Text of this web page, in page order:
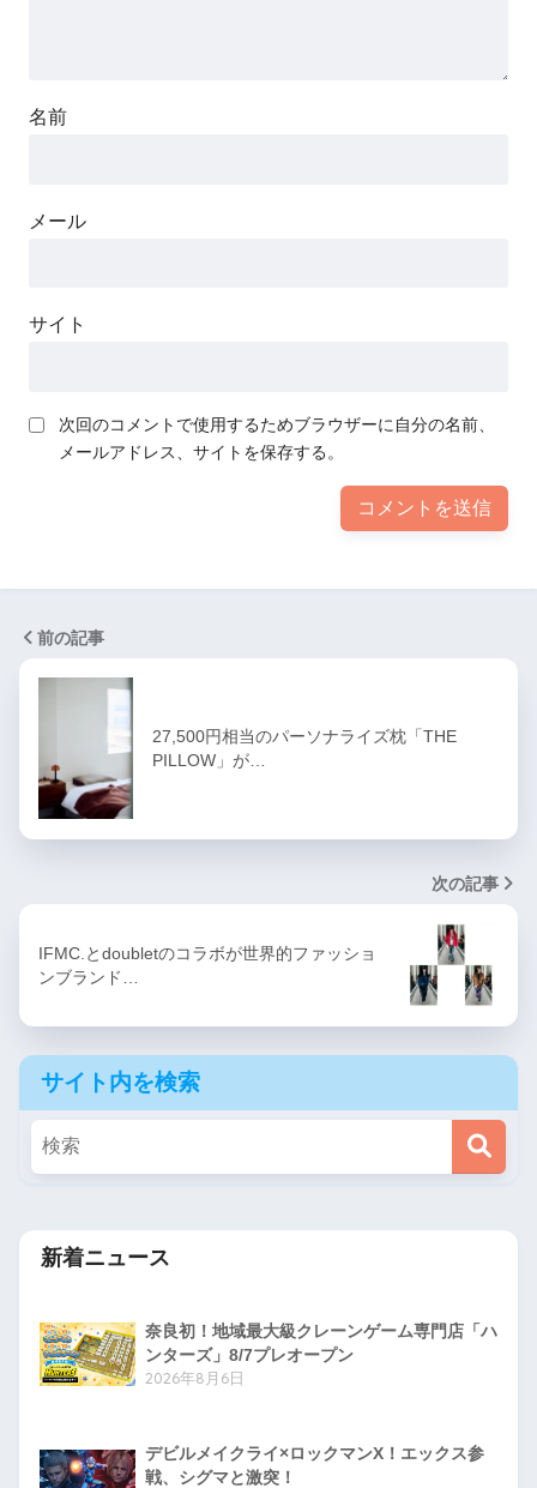
名前
メール
サイト
次回のコメントで使用するためブラウザーに自分の名前、
メールアドレス、サイトを保存する。
前の記事
27,500円相当のパーソナライズ枕「THE
PILLOW」が…
次の記事
IFMC.とdoubletのコラボが世界的ファッショ
ンブランド…
サイト内を検索
新着ニュース
奈良初！地域最大級クレーンゲーム専門店「ハ
ンターズ」8/7プレオープン
2026年8月6日
デビルメイクライ×ロックマンX！エックス参
戦、シグマと激突！